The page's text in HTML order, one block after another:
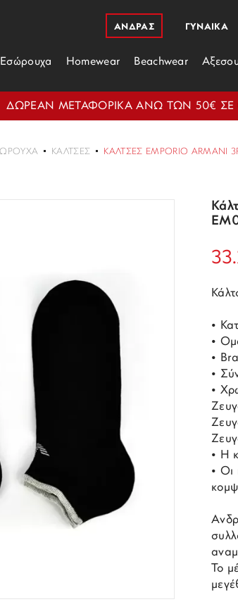
ΑΝΔΡΑΣ
Εσώρουχα Homewear Beachwear
ΓΥΝΑΙΚΑ
ΔΩΡΕΑΝ ΜΕΤΑΦΟΡΙΚΑ ΑΝΩ ΤΩΝ 50€
ΚΆΛΤΣΕΣ ΚΆΛΤΣΕΣ EMPORIO ARMANI
•
•
•
•
•
• Η
• Οι
Το